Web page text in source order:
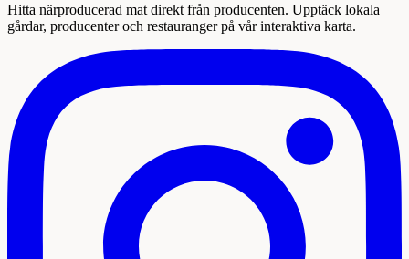
Hitta närproducerad mat direkt från producenten. Upptäck lokala
gårdar, producenter och restauranger på vår interaktiva karta.